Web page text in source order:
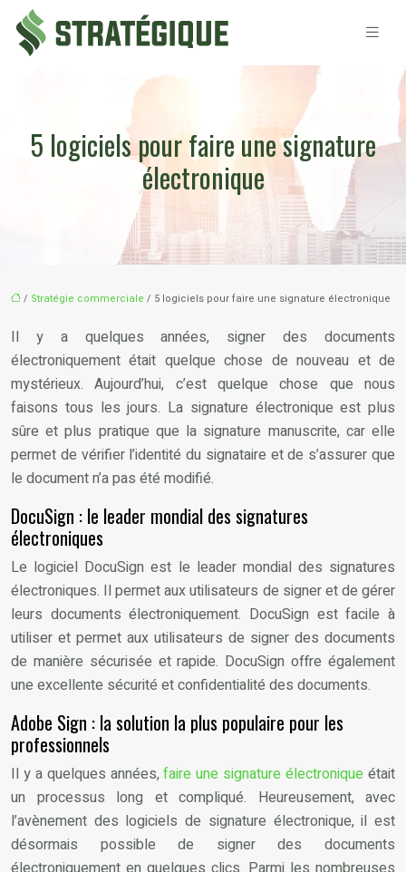
5 logiciels pour faire une signature
électronique
/ Stratégie commerciale / 5 logiciels pour faire une signature électronique
Il y a quelques années, signer des documents
électroniquement était quelque chose de nouveau et de
mystérieux. Aujourd’hui, c’est quelque chose que nous
faisons tous les jours. La signature électronique est plus
sûre et plus pratique que la signature manuscrite, car elle
permet de vérifier l’identité du signataire et de s’assurer que
le document n’a pas été modifié.
DocuSign : le leader mondial des signatures
électroniques
Le logiciel DocuSign est le leader mondial des signatures
électroniques. Il permet aux utilisateurs de signer et de gérer
leurs documents électroniquement. DocuSign est facile à
utiliser et permet aux utilisateurs de signer des documents
de manière sécurisée et rapide. DocuSign offre également
une excellente sécurité et confidentialité des documents.
Adobe Sign : la solution la plus populaire pour les
professionnels
Il y a quelques années,faire une signature électronique était
un processus long et compliqué. Heureusement, avec
l’avènement des logiciels de signature électronique, il est
désormais possible de signer des documents